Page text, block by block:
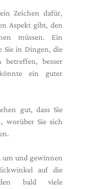
Zeichen dafür,
Aspekt gibt, den
müssen. Ein
Sie in Dingen, die
betreffen, besser
ein guter
gut, dass Sie
worüber Sie sich
um und gewinnen
auf die
bald viele